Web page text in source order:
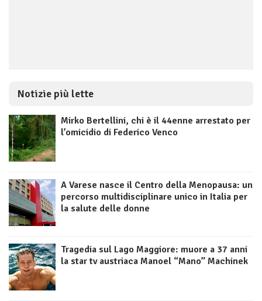
Notizie più lette
Mirko Bertellini, chi è il 44enne arrestato per
l’omicidio di Federico Venco
A Varese nasce il Centro della Menopausa: un
percorso multidisciplinare unico in Italia per
la salute delle donne
Tragedia sul Lago Maggiore: muore a 37 anni
la star tv austriaca Manoel “Mano” Machinek